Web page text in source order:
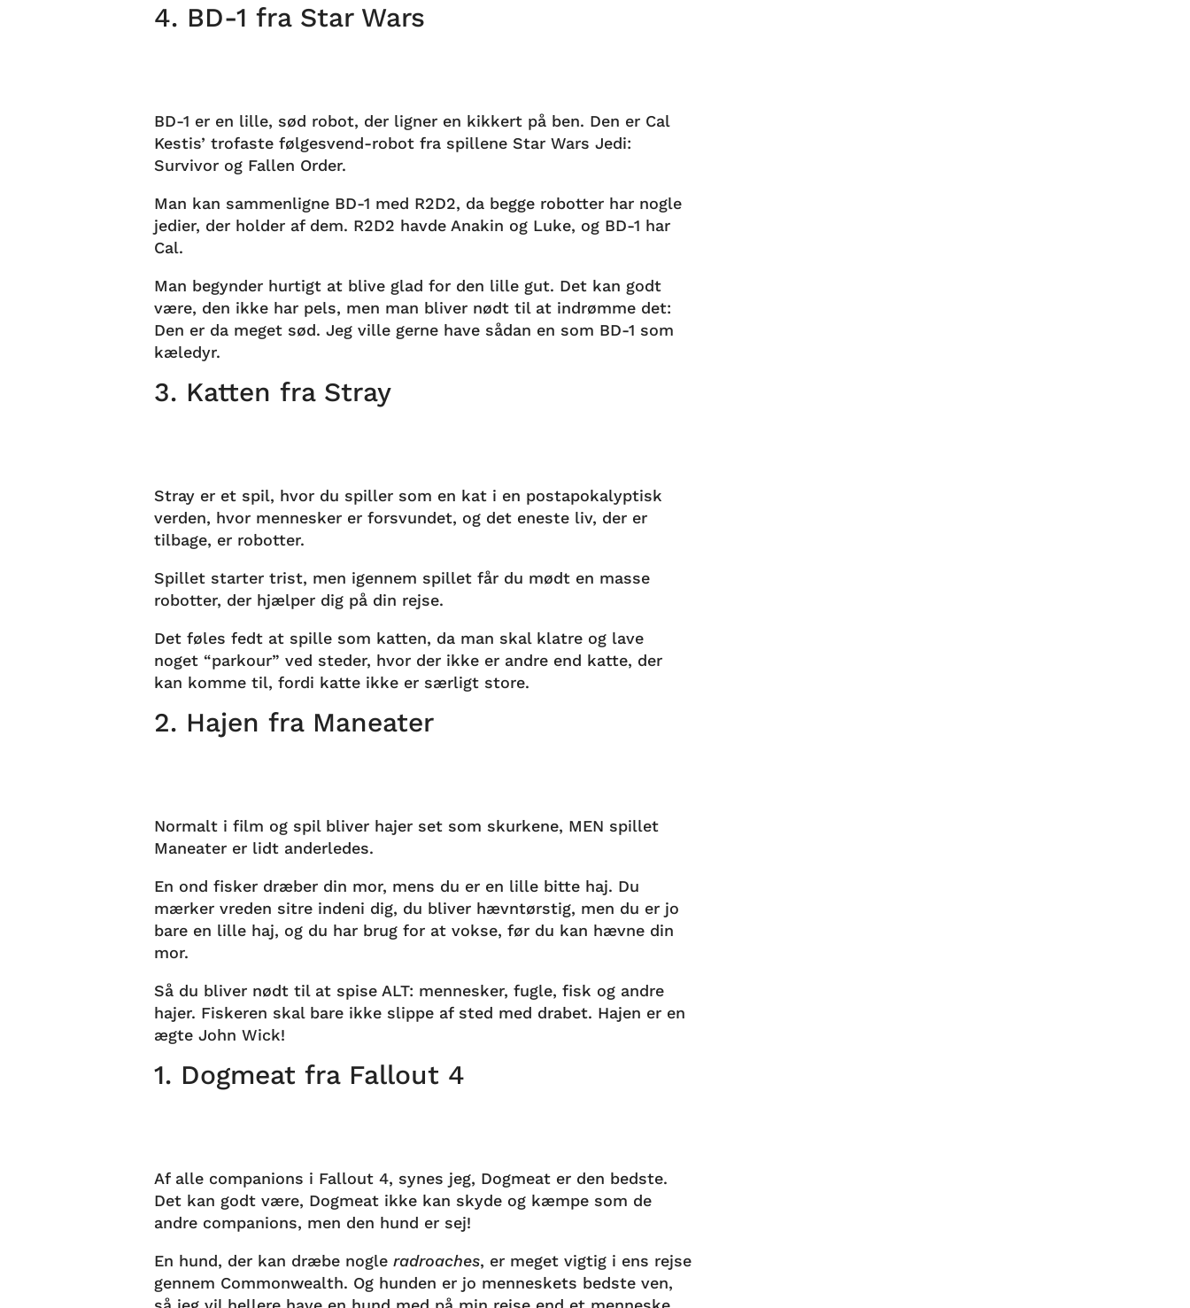
4. BD-1 fra Star Wars
BD-1 er en lille, sød robot, der ligner en kikkert på ben. Den er Cal
Kestis’ trofaste følgesvend-robot fra spillene Star Wars Jedi:
Survivor og Fallen Order.
Man kan sammenligne BD-1 med R2D2, da begge robotter har nogle
jedier, der holder af dem. R2D2 havde Anakin og Luke, og BD-1 har
Cal.
Man begynder hurtigt at blive glad for den lille gut. Det kan godt
være, den ikke har pels, men man bliver nødt til at indrømme det:
Den er da meget sød. Jeg ville gerne have sådan en som BD-1 som
kæledyr.
3. Katten fra Stray
Stray er et spil, hvor du spiller som en kat i en postapokalyptisk
verden, hvor mennesker er forsvundet, og det eneste liv, der er
tilbage, er robotter.
Spillet starter trist, men igennem spillet får du mødt en masse
robotter, der hjælper dig på din rejse.
Det føles fedt at spille som katten, da man skal klatre og lave
noget “parkour” ved steder, hvor der ikke er andre end katte, der
kan komme til, fordi katte ikke er særligt store.
2. Hajen fra Maneater
Normalt i film og spil bliver hajer set som skurkene, MEN spillet
Maneater er lidt anderledes.
En ond fisker dræber din mor, mens du er en lille bitte haj. Du
mærker vreden sitre indeni dig, du bliver hævntørstig, men du er jo
bare en lille haj, og du har brug for at vokse, før du kan hævne din
mor.
Så du bliver nødt til at spise ALT: mennesker, fugle, fisk og andre
hajer. Fiskeren skal bare ikke slippe af sted med drabet. Hajen er en
ægte John Wick!
1. Dogmeat fra Fallout 4
Af alle companions i Fallout 4, synes jeg, Dogmeat er den bedste.
Det kan godt være, Dogmeat ikke kan skyde og kæmpe som de
andre companions, men den hund er sej!
En hund, der kan dræbe nogleradroaches, er meget vigtig i ens rejse
gennem Commonwealth. Og hunden er jo menneskets bedste ven,